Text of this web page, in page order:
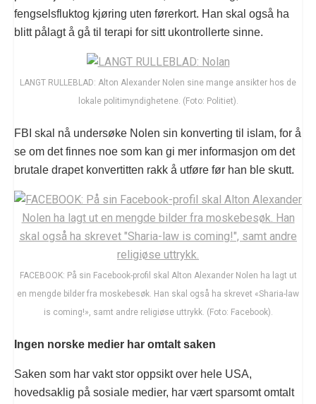
fengselsfluktog kjøring uten førerkort. Han skal også ha
blitt pålagt å gå til terapi for sitt ukontrollerte sinne.
LANGT RULLEBLAD: Alton Alexander Nolen sine mange ansikter hos de
lokale politimyndighetene. (Foto: Politiet).
FBI skal nå undersøke Nolen sin konverting til islam, for å
se om det finnes noe som kan gi mer informasjon om det
brutale drapet konvertitten rakk å utføre før han ble skutt.
FACEBOOK: På sin Facebook-profil skal Alton Alexander Nolen ha lagt ut
en mengde bilder fra moskebesøk. Han skal også ha skrevet «Sharia-law
is coming!», samt andre religiøse uttrykk. (Foto: Facebook).
Ingen norske medier har omtalt saken
Saken som har vakt stor oppsikt over hele USA,
hovedsaklig på sosiale medier, har vært sparsomt omtalt